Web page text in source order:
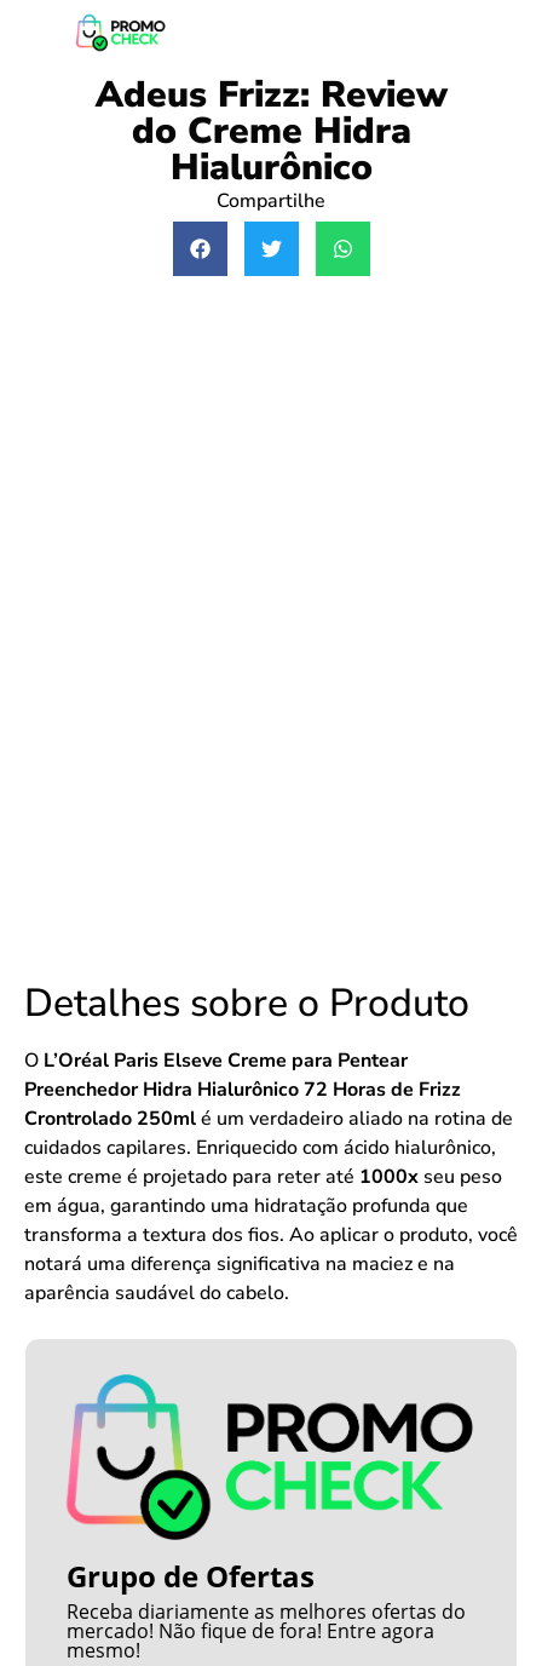
Adeus Frizz: Review
do Creme Hidra
Hialurônico
Compartilhe
Detalhes sobre o Produto
O L’Oréal Paris Elseve Creme para Pentear
Preenchedor Hidra Hialurônico 72 Horas de Frizz
Crontrolado 250mlé um verdadeiro aliado na rotina de
cuidados capilares. Enriquecido com ácido hialurônico,
este creme é projetado para reter até 1000x seu peso
em água, garantindo uma hidratação profunda que
transforma a textura dos fios. Ao aplicar o produto, você
notará uma diferença significativa na maciez e na
aparência saudável do cabelo.
Grupo de Ofertas
Receba diariamente as melhores ofertas do
mercado! Não fique de fora! Entre agora
mesmo!